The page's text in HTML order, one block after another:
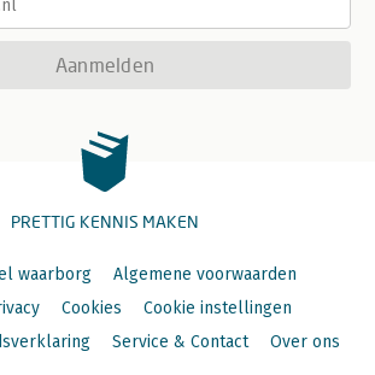
Aanmelden
PRETTIG KENNIS MAKEN
waarborg
Algemene voorwaarden
Cookies
Cookie instellingen
Service & Contact Over ons